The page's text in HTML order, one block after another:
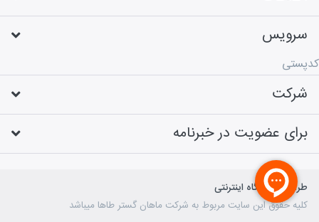
سرویس
کدپستی
شرکت
برای عضویت در خبرنامه
طراحی فروشگاه اینترنتی
کلیه حقوق این سایت مربوط به شرکت ماهان گستر طاها میباشد